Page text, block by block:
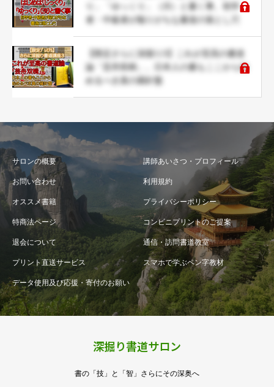
り」「ゆっくり」（渋）と書く事。初学
者・中級者が陥りがちな書道の落とし穴
【限定さらに深掘り3】これが至高の書道
論「芸舟双楫」。日本人の書もここから始
めるべき真の羅針盤
サロンの概要 講師あいさつ・プロフィール
お問い合わせ 利用規約
オススメ書籍 プライバシーポリシー
特商法ページ コンビニプリントのご提案
退会について 通信・訪問書道教室
プリント直送サービス スマホで学ぶペン字教材
データ使用及び応援・寄付のお願い
深掘り書道サロン
書の「技」と「智」さらにその深奥へ